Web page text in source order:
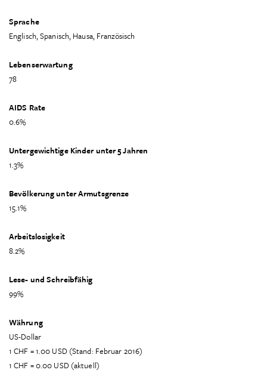
Sprache
Englisch, Spanisch, Hausa, Französisch
Lebenserwartung
78
AIDS Rate
0.6%
Untergewichtige Kinder unter 5 Jahren
1.3%
Bevölkerung unter Armutsgrenze
15.1%
Arbeitslosigkeit
8.2%
Lese- und Schreibfähig
99%
Währung
US-Dollar
1 CHF = 1.00 USD (Stand: Februar 2016)
1 CHF = 0.00 USD (aktuell)